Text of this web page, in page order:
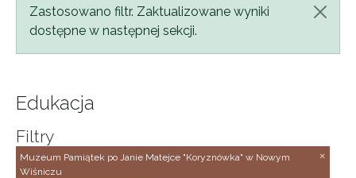
Komunikat
Zastosowano filtr. Zaktualizowane wyniki
dostępne w następnej sekcji.
Edukacja
Filtry
Muzeum Pamiątek po Janie Matejce "Koryznówka" w Nowym
Wiśniczu